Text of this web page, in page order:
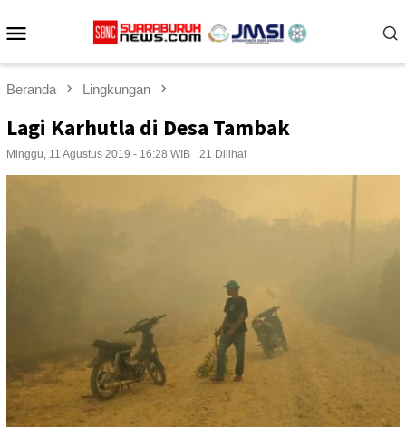
ke
Beranda Lingkungan
Lagi Karhutla di Desa Tambak
Minggu, 11 Agustus 2019 - 16:28 WIB 21 Dilihat